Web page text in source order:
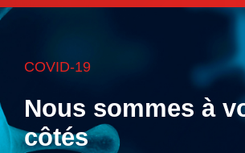
COVID-19
Nous sommes à
côtés